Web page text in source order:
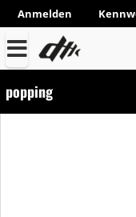
Anmelden
popping